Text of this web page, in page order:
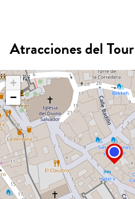
Atracciones del Tour
+
−